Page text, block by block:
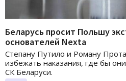
Беларусь просит Польшу
основателей Nexta
Степану Путило и Роману
избежать наказания, где бы
СК Беларуси.